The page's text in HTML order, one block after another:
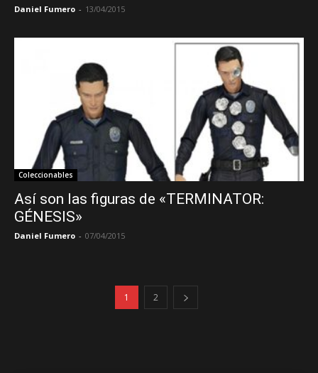
Daniel Fumero - 13/04/2015
Coleccionables
Así son las figuras de «TERMINATOR:
GÉNESIS»
Daniel Fumero - 07/04/2015
1 2